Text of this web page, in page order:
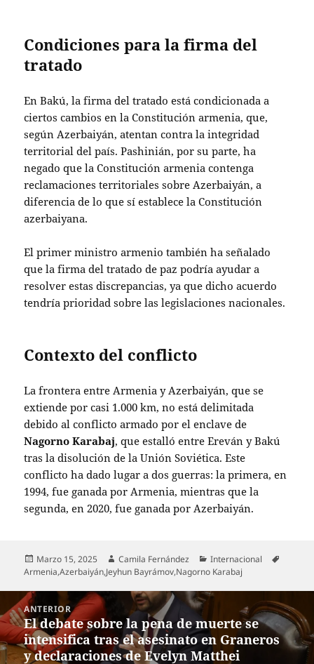
Condiciones para la firma del
tratado
En Bakú, la firma del tratado está condicionada a
ciertos cambios en la Constitución armenia, que,
según Azerbaiyán, atentan contra la integridad
territorial del país. Pashinián, por su parte, ha
negado que la Constitución armenia contenga
reclamaciones territoriales sobre Azerbaiyán, a
diferencia de lo que sí establece la Constitución
azerbaiyana.
El primer ministro armenio también ha señalado
que la firma del tratado de paz podría ayudar a
resolver estas discrepancias, ya que dicho acuerdo
tendría prioridad sobre las legislaciones nacionales.
Contexto del conflicto
La frontera entre Armenia y Azerbaiyán, que se
extiende por casi 1.000 km, no está delimitada
debido al conflicto armado por el enclave de
Nagorno Karabaj, que estalló entre Ereván y Bakú
tras la disolución de la Unión Soviética. Este
conflicto ha dado lugar a dos guerras: la primera, en
1994, fue ganada por Armenia, mientras que la
segunda, en 2020, fue ganada por Azerbaiyán.
Publicado
el
Marzo 15, 2025 Autor
Camila Fernández Categorías
Internacional
Armenia,Azerbaiyán,Jeyhun Bayrámov,Nagorno Karabaj
Navegación
de
entradas
ANTERIOR
Entrada
anterior:
El debate sobre la pena de muerte se
intensifica tras el asesinato en Graneros
y declaraciones de Evelyn Matthei